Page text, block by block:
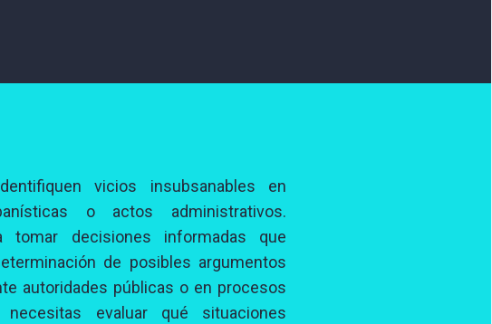
vicios insubsanables en
o actos administrativos.
tomar decisiones informadas que
de posibles argumentos
autoridades públicas o en procesos
necesitas evaluar qué situaciones